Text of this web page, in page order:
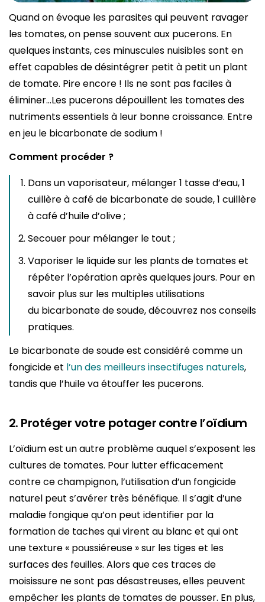
Quand on évoque les parasites qui peuvent ravager
les tomates, on pense souvent aux pucerons. En
quelques instants, ces minuscules nuisibles sont en
effet capables de désintégrer petit à petit un plant
de tomate. Pire encore ! Ils ne sont pas faciles à
éliminer…Les pucerons dépouillent les tomates des
nutriments essentiels à leur bonne croissance. Entre
en jeu le bicarbonate de sodium !
Comment procéder ?
Dans un vaporisateur, mélanger 1 tasse d’eau, 1
cuillère à café de bicarbonate de soude, 1 cuillère
à café d’huile d’olive ;
Secouer pour mélanger le tout ;
Vaporiser le liquide sur les plants de tomates et
répéter l’opération après quelques jours. Pour en
savoir plus sur les multiples utilisations
du bicarbonate de soude, découvrez nos conseils
pratiques.
Le bicarbonate de soude est considéré comme un
fongicide et l’un des meilleurs insectifuges naturels,
tandis que l’huile va étouffer les pucerons.
2. Protéger votre potager contre l’oïdium
L’oïdium est un autre problème auquel s’exposent les
cultures de tomates. Pour lutter efficacement
contre ce champignon, l’utilisation d’un fongicide
naturel peut s’avérer très bénéfique. Il s’agit d’une
maladie fongique qu’on peut identifier par la
formation de taches qui virent au blanc et qui ont
une texture « poussiéreuse » sur les tiges et les
surfaces des feuilles. Alors que ces traces de
moisissure ne sont pas désastreuses, elles peuvent
empêcher les plants de tomates de pousser. En plus,